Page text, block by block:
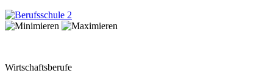
Wirtschaftsberufe